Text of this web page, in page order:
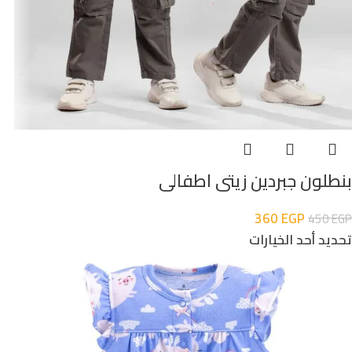
بنطلون جبردين زيتى اطفالى
450EGP
360EGP
تحديد أحد الخيارات